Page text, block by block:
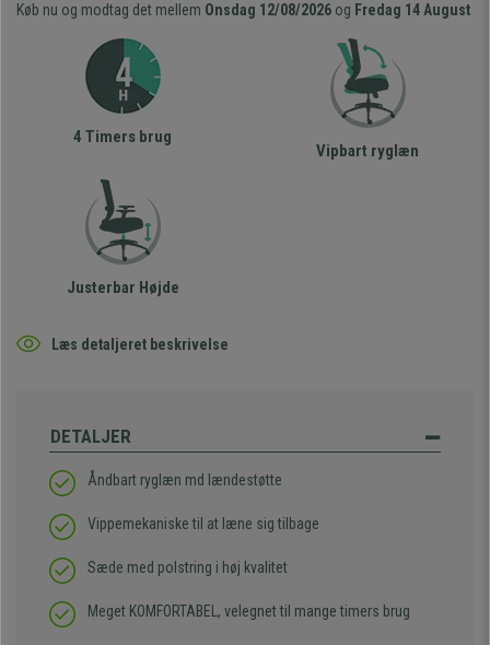
Køb nu og modtag det mellem Onsdag 12/08/2026 og Fredag 14 August
4 Timers brug
Vipbart ryglæn
Justerbar Højde
Læs detaljeret beskrivelse
DETALJER
Åndbart ryglæn md lændestøtte
Vippemekaniske til at læne sig tilbage
Sæde med polstring i høj kvalitet
Meget KOMFORTABEL, velegnet til mange timers brug